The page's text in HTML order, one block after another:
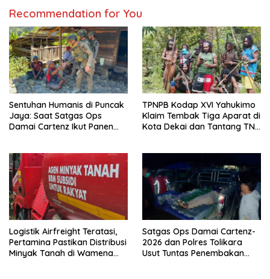
Recommendation for You
Sentuhan Humanis di Puncak
Jaya: Saat Satgas Ops
Damai Cartenz Ikut Panen
TPNPB Kodap XVI Yahukimo
Klaim Tembak Tiga Aparat di
Kota Dekai dan Tantang TNI-
Logistik Airfreight Teratasi,
Pertamina Pastikan Distribusi
Minyak Tanah di Wamena
Satgas Ops Damai Cartenz-
2026 dan Polres Tolikara
Usut Tuntas Penembakan